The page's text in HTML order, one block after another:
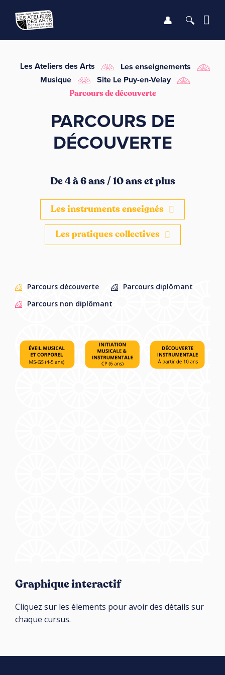
LE CONSERVATOIRE
LES ENSEIGNEMENTS
INFOS PRATIQUES
Se
Les Ateliers des Arts
Les enseignements
Musique
Site Le Puy-en-Velay
Parcours de découverte
PARCOURS DE
DÉCOUVERTE
De 4 à 6 ans / 10 ans et plus
Les instruments enseignés
Les pratiques collectives
Parcours découverte
Parcours diplômant
Parcours non diplômant
Graphique interactif
Cliquez sur les élements pour avoir des détails sur
chaque cursus.